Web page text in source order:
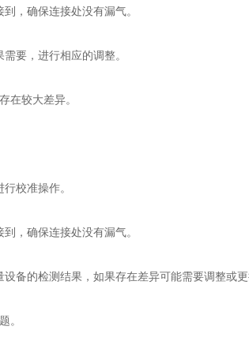
，确保连接处没有漏气。
要，进行相应的调整。
较大差异。
校准操作。
，确保连接处没有漏气。
备的检测结果，如果存在差异可能需要调整或
。